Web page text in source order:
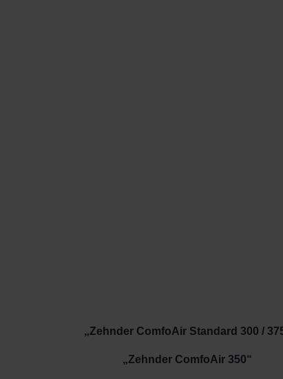
„Zehnder ComfoAir Standard 300 /
„Zehnder ComfoAir 350“